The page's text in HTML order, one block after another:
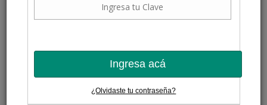
Ingresa acá
¿Olvidaste tu contraseña?